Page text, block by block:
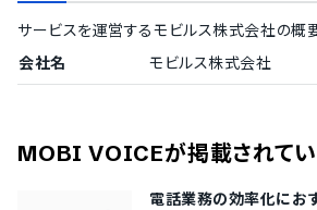
サービスを運営するモビルス株式会社の概
会社名
モビルス株式会社
MOBI VOICEが掲載されて
電話業務の効率化にお